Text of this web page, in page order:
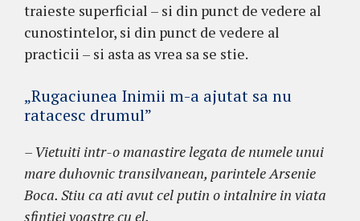
traieste superficial – si din punct de vedere al
cunostintelor, si din punct de vedere al
practicii – si asta as vrea sa se stie.
„Rugaciunea Inimii m-a ajutat sa nu
ratacesc drumul”
– Vietuiti intr-o manastire legata de numele unui
mare duhovnic transilvanean, parintele Arsenie
Boca. Stiu ca ati avut cel putin o intalnire in viata
sfintiei voastre cu el.